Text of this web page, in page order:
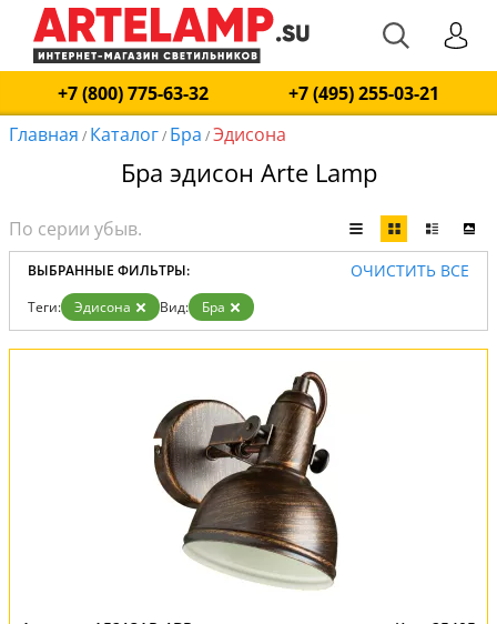
+7 (800) 775-63-32
+7 (495) 255-03-21
Главная / Каталог/ Бра /Эдисона
Бра эдисон Arte Lamp
ВЫБРАННЫЕ ФИЛЬТРЫ: ОЧИСТИТЬ ВСЕ
Теги: Эдисона Вид: Бра